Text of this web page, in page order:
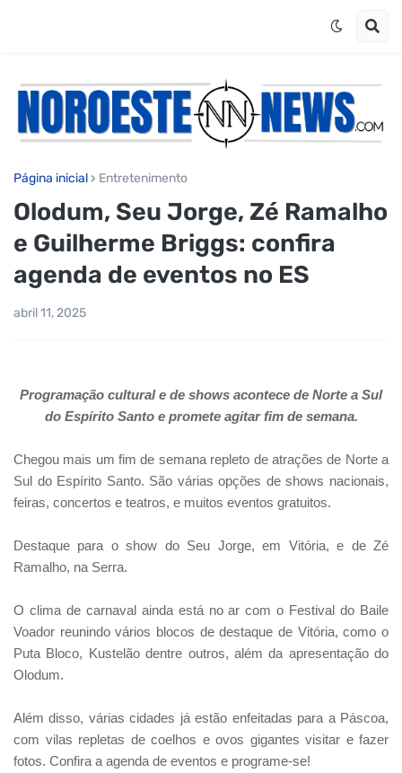
Página inicial Entretenimento
Olodum, Seu Jorge, Zé Ramalho
e Guilherme Briggs: confira
agenda de eventos no ES
abril 11, 2025
Programação cultural e de shows acontece de Norte a Sul
do Espírito Santo e promete agitar fim de semana.
Chegou mais um fim de semana repleto de atrações de Norte a
Sul do Espírito Santo. São várias opções de shows nacionais,
feiras, concertos e teatros, e muitos eventos gratuitos.
Destaque para o show do Seu Jorge, em Vitória, e de Zé
Ramalho, na Serra.
O clima de carnaval ainda está no ar com o Festival do Baile
Voador reunindo vários blocos de destaque de Vitória, como o
Puta Bloco, Kustelão dentre outros, além da apresentação do
Olodum.
Além disso, várias cidades já estão enfeitadas para a Páscoa,
com vilas repletas de coelhos e ovos gigantes visitar e fazer
fotos. Confira a agenda de eventos e programe-se!